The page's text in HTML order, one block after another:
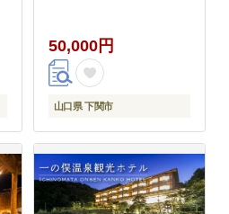
50,000円
山口県 下関市